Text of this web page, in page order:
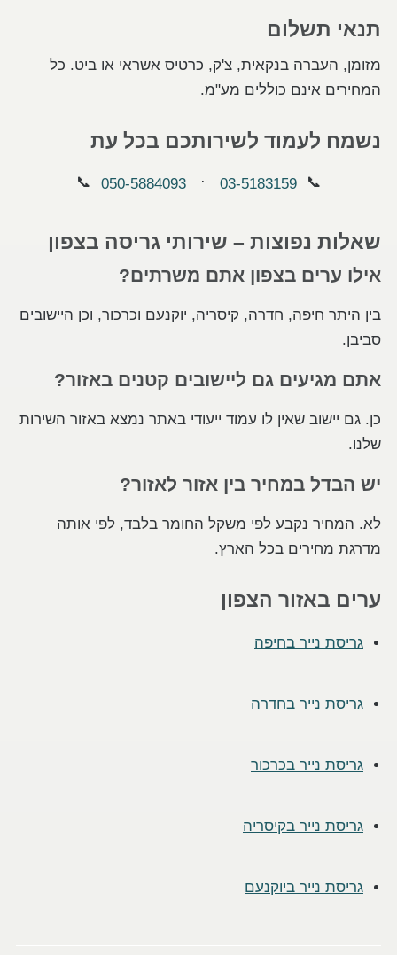
תנאי תשלום
מזומן, העברה בנקאית, צ'ק, כרטיס אשראי או ביט. כל
המחירים אינם כוללים מע"מ.
נשמח לעמוד לשירותכם בכל עת
📞
03-5183159
·
050-5884093
📞
שאלות נפוצות – שירותי גריסה בצפון
אילו ערים בצפון אתם משרתים?
בין היתר חיפה, חדרה, קיסריה, יוקנעם וכרכור, וכן היישובים
סביבן.
אתם מגיעים גם ליישובים קטנים באזור?
כן. גם יישוב שאין לו עמוד ייעודי באתר נמצא באזור השירות
שלנו.
יש הבדל במחיר בין אזור לאזור?
לא. המחיר נקבע לפי משקל החומר בלבד, לפי אותה
מדרגת מחירים בכל הארץ.
ערים באזור הצפון
גריסת נייר בחיפה
גריסת נייר בחדרה
גריסת נייר בכרכור
גריסת נייר בקיסריה
גריסת נייר ביוקנעם